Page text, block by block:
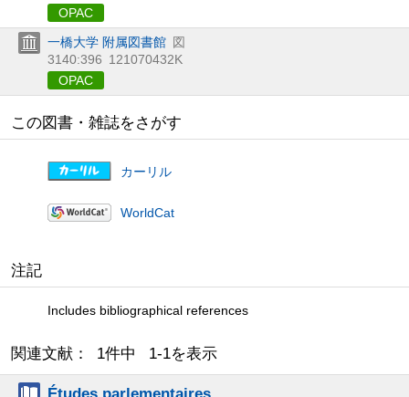
OPAC
一橋大学 附属図書館 図
3140:396 121070432K
OPAC
この図書・雑誌をさがす
カーリル
WorldCat
注記
Includes bibliographical references
関連文献： 1件中 1-1を表示
Études parlementaires